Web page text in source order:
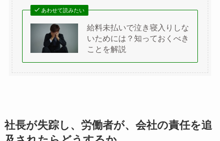
あわせて読みたい
給料未払いで泣き寝入りしな
いためには？知っておくべき
ことを解説
社長が失踪し、労働者が、会社の責任を追